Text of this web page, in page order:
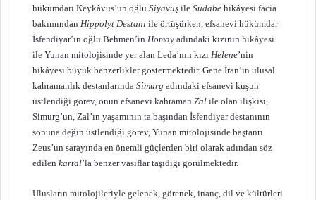
hükümdarı Keykâvus’un oğlu Siyavuş ile Sudabe hikâyesi facia
bakımından Hippolyt Destanı ile örtüşürken, efsanevi hükümdar
İsfendiyar’ın oğlu Behmen’in Homay adındaki kızının hikâyesi
ile Yunan mitolojisinde yer alan Leda’nın kızı Helene’nin
hikâyesi büyük benzerlikler göstermektedir. Gene İran’ın ulusal
kahramanlık destanlarında Simurg adındaki efsanevi kuşun
üstlendiği görev, onun efsanevi kahraman Zal ile olan ilişkisi,
Simurg’un, Zal’ın yaşamının ta başından İsfendiyar destanının
sonuna değin üstlendiği görev, Yunan mitolojisinde baştanrı
Zeus’un sarayında en önemli güçlerden biri olarak adından söz
edilen kartal’la benzer vasıflar taşıdığı görülmektedir.
Ulusların mitolojileriyle gelenek, görenek, inanç, dil ve kültürleri